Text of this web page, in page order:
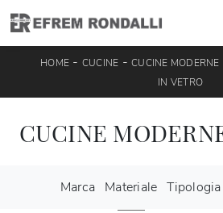
HOME - CUCINE -CUCINE MODERNE
IN VETRO
CUCINE
Marca Materiale Tipologia